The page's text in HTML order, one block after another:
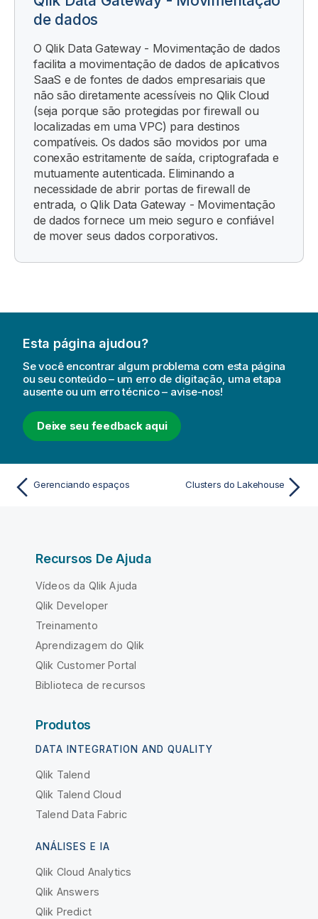
de dados
O Qlik Data Gateway - Movimentação de dados
facilita a movimentação de dados de aplicativos
SaaS e de fontes de dados empresariais que
não são diretamente acessíveis no Qlik Cloud
(seja porque são protegidas por firewall ou
localizadas em uma VPC) para destinos
compatíveis. Os dados são movidos por uma
conexão estritamente de saída, criptografada e
mutuamente autenticada. Eliminando a
necessidade de abrir portas de firewall de
entrada, oQlik Data Gateway - Movimentação
de dados fornece um meio seguro e confiável
de mover seus dados corporativos.
Esta página ajudou?
Se você encontrar algum problema com esta página
ou seu conteúdo – um erro de digitação, uma etapa
ausente ou um erro técnico – avise-nos!
Deixe seu feedback aqui
Gerenciando espaços Clusters do Lakehouse
Recursos De Ajuda
Vídeos da Qlik Ajuda
Qlik Developer
Treinamento
Aprendizagem do Qlik
Qlik Customer Portal
Biblioteca de recursos
Produtos
DATA INTEGRATION AND QUALITY
Qlik Talend
Qlik Talend Cloud
Talend Data Fabric
ANÁLISES E IA
Qlik Cloud Analytics
Qlik Answers
Qlik Predict